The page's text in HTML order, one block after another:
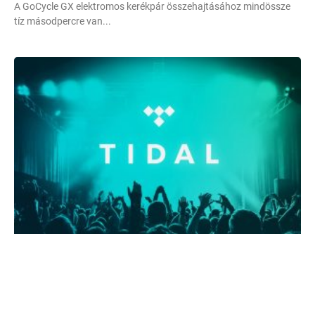
A GoCycle GX elektromos kerékpár összehajtásához mindössze
tíz másodpercre van